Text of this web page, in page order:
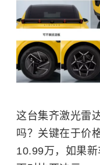
这台集齐激光雷
吗？关键在于价
10.99万，如果新